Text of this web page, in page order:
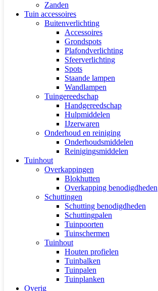
Zanden
Tuin accessoires
Buitenverlichting
Accessoires
Grondspots
Plafondverlichting
Sfeerverlichting
Spots
Staande lampen
Wandlampen
Tuingereedschap
Handgereedschap
Hulpmiddelen
IJzerwaren
Onderhoud en reiniging
Onderhoudsmiddelen
Reinigingsmiddelen
Tuinhout
Overkappingen
Blokhutten
Overkapping benodigdheden
Schuttingen
Schutting benodigdheden
Schuttingpalen
Tuinpoorten
Tuinschermen
Tuinhout
Houten profielen
Tuinbalken
Tuinpalen
Tuinplanken
Overig